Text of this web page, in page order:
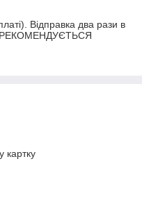
Відправка два рази в
РЕКОМЕНДУЄТЬСЯ
картку